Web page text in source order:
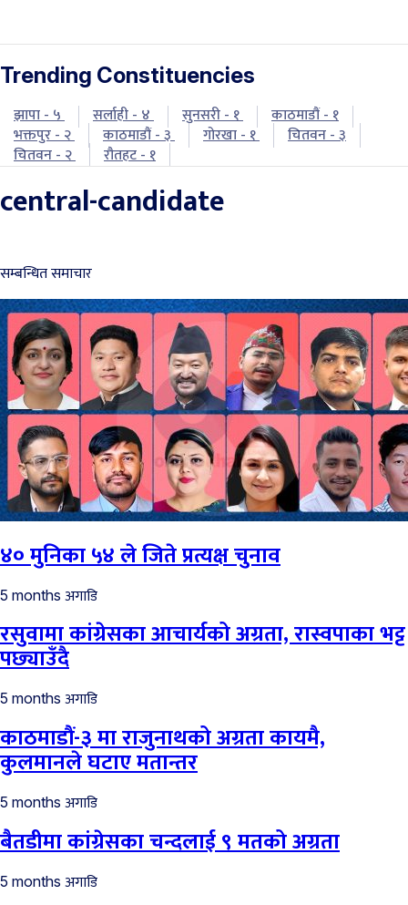
Trending Constituencies
झापा - ५ सर्लाही - ४ सुनसरी - १
काठमाडौं - १
भक्तपुर - २
काठमाडौं - ३ गोरखा - १
चितवन - ३
चितवन - २
रौतहट - १
central-candidate
सम्बन्धित समाचार
४० मुनिका ५४ ले जिते प्रत्यक्ष चुनाव
5 months अगाडि
रसुवामा कांग्रेसका आचार्यको अग्रता, रास्वपाका भट्ट
पछ्याउँदै
5 months अगाडि
काठमाडौं-३ मा राजुनाथको अग्रता कायमै,
कुलमानले घटाए मतान्तर
5 months अगाडि
बैतडीमा कांग्रेसका चन्दलाई ९ मतको अग्रता
5 months अगाडि